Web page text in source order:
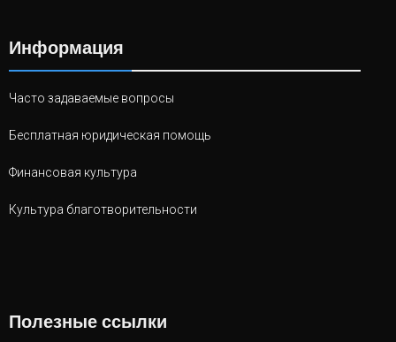
Информация
Часто задаваемые вопросы
Бесплатная юридическая помощь
Финансовая культура
Культура благотворительности
Полезные ссылки